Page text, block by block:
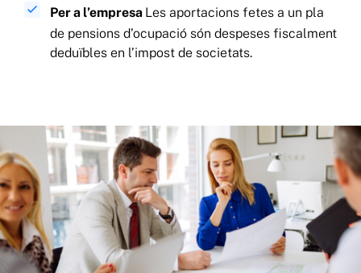
Per a l’empresa Les aportacions fetes a un pla
de pensions d’ocupació són despeses fiscalment
deduïbles en l’impost de societats.